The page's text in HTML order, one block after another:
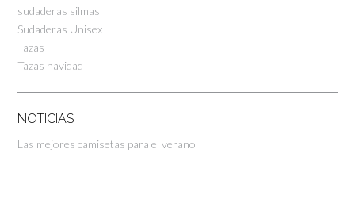
sudaderas silmas
Sudaderas Unisex
Tazas
Tazas navidad
NOTICIAS
Las mejores camisetas para el verano